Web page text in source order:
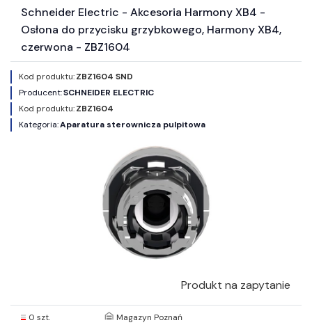
Schneider Electric - Akcesoria Harmony XB4 -
Osłona do przycisku grzybkowego, Harmony XB4,
czerwona - ZBZ1604
Kod produktu:ZBZ1604 SND
Producent:SCHNEIDER ELECTRIC
Kod produktu:ZBZ1604
Kategoria:Aparatura sterownicza pulpitowa
Produkt na zapytanie
0 szt. Magazyn Poznań